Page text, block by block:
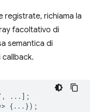
registrate, richiama la
facoltativo di
semantica di
callback.
,
...];
> {...});